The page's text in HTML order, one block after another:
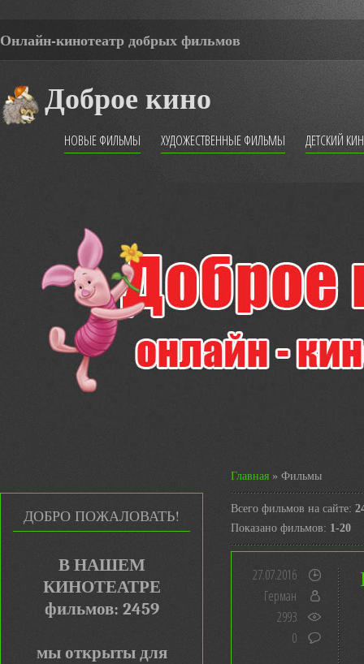
Онлайн-кинотеатр добрых фильмов
Доброе кино
НОВЫЕ ФИЛЬМЫ ХУДОЖЕСТВЕННЫЕ ФИЛЬМЫ ДЕТСКИЙ
ДОБРО ПОЖАЛОВАТЬ!
В НАШЕМ
КИНОТЕАТРЕ
фильмов: 2459
мы открыты для
Главная » Фильмы
Всего фильмов на сайте:
Показано фильмов: 1-20
27.07.2016
Герман
2993
0